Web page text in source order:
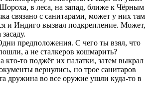
в леса, на запад, ближе к Чёрным
связано с санитарами, может у них там
и Индиго вызвал подкрепление. Может,
предположения. С чего ты взял, что
а не сталкеров кошмарить?
кто-то поджёг их палатки, затем выкрал
вернулись, но трое санитаров
дружина во все оружие ушли куда-то в